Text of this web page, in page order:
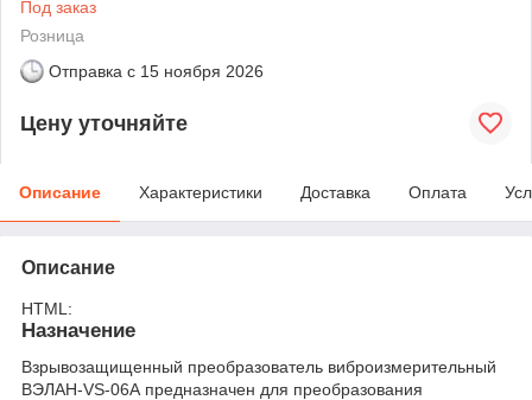
Под заказ
Розница
Отправка с 15 ноября 2026
Цену уточняйте
Описание Характеристики Доставка Оплата
Описание
HTML:
Назначение
Взрывозащищенный преобразователь виброизмерительный
ВЭЛАН-VS-06А предназначен для преобразования